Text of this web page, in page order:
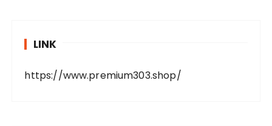
LINK
https://www.premium303.shop/